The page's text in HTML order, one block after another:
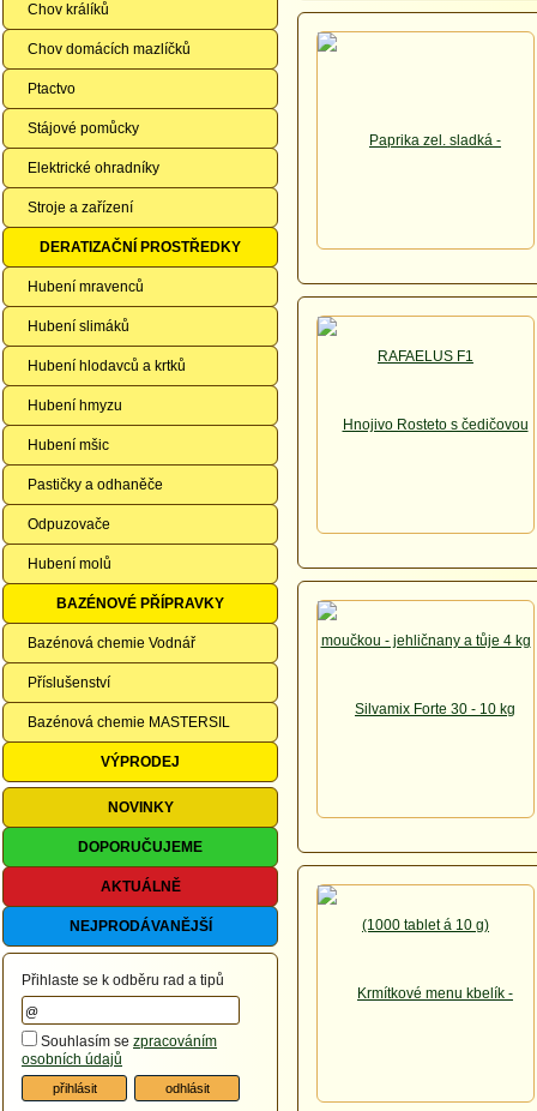
Chov králíků
Chov domácích mazlíčků
Ptactvo
Stájové pomůcky
Elektrické ohradníky
Stroje a zařízení
DERATIZAČNÍ PROSTŘEDKY
Hubení mravenců
Hubení slimáků
Hubení hlodavců a krtků
Hubení hmyzu
Hubení mšic
Pastičky a odhaněče
Odpuzovače
Hubení molů
BAZÉNOVÉ PŘÍPRAVKY
Bazénová chemie Vodnář
Příslušenství
Bazénová chemie MASTERSIL
VÝPRODEJ
NOVINKY
DOPORUČUJEME
AKTUÁLNĚ
NEJPRODÁVANĚJŠÍ
Přihlaste se k odběru rad a tipů
Souhlasím se zpracováním
osobních údajů